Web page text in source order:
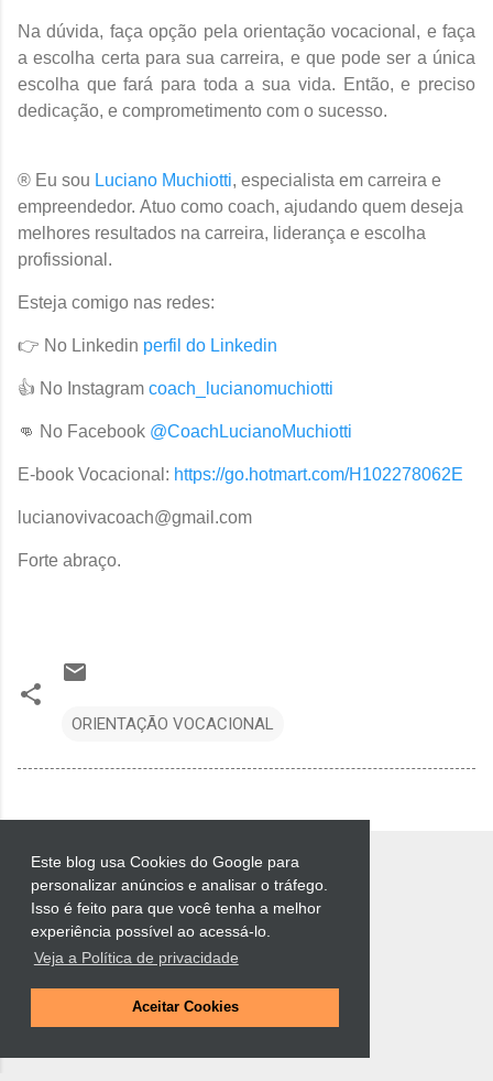
Este blog usa Cookies do Google para
personalizar anúncios e analisar o tráfego.
Isso é feito para que você tenha a melhor
experiência possível ao acessá-lo.
Veja a Política de privacidade
Aceitar Cookies
Na dúvida, faça opção pela orientação vocacional, e faça
a escolha certa para sua carreira, e que pode ser a única
escolha que fará para toda a sua vida. Então, e preciso
dedicação, e comprometimento com o sucesso.
® Eu sou Luciano Muchiotti, especialista em carreira e
empreendedor. Atuo como coach, ajudando quem deseja
melhores resultados na carreira, liderança e escolha
profissional.
Esteja comigo nas redes:
👉 No Linkedin perfil do Linkedin
👍 No Instagram coach_lucianomuchiotti
👊 No Facebook @CoachLucianoMuchiotti
E-book Vocacional: https://go.hotmart.com/H102278062E
lucianovivacoach@gmail.com
Forte abraço.
ORIENTAÇÃO VOCACIONAL
Tecnologia do Blogger
Luciano Muchiotti